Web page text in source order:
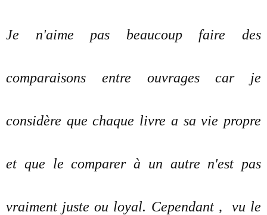
Je n'aime pas beaucoup faire des
comparaisons entre ouvrages car je
considère que chaque livre a sa vie propre
et que le comparer à un autre n'est pas
vraiment juste ou loyal. Cependant , vu le